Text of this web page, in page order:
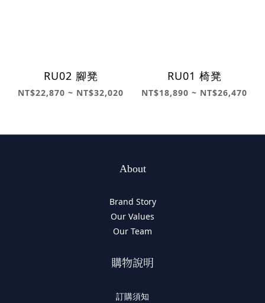
RU02 腳凳
NT$22,870 ~ NT$32,020
RU01 椅凳
NT$18,890 ~ NT$26,470
About
Brand Story
Our Values
Our Team
購物說明
訂購須知